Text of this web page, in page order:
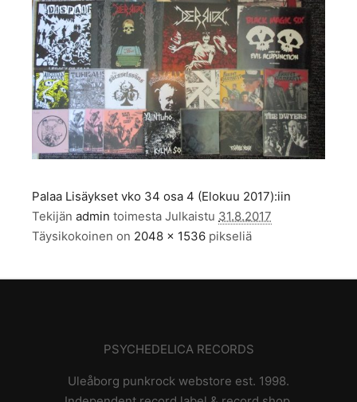
Palaa Lisäykset vko 34 osa 4 (Elokuu 2017):iin
Tekijän admin toimesta Julkaistu 31.8.2017
Täysikokoinen on 2048 × 1536 pikseliä
PSYCHEDELICA RECORDS
Uleåborg punkrock webstore est. 1998.